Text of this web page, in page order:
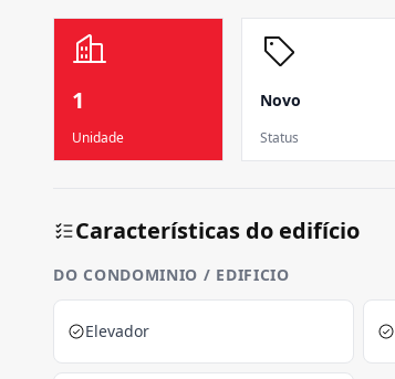
1
Unidade
Novo
Status
Características do edifício
DO CONDOMINIO / EDIFICIO
Elevador